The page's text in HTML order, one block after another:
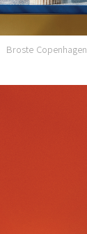
Broste Copenhagen